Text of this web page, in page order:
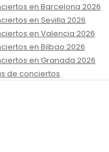
en Barcelona 2026
en Sevilla 2026
en Valencia 2026
en Bilbao 2026
en Granada 2026
de conciertos